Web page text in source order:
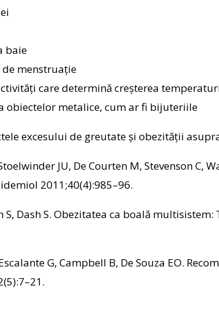
baie
menstruație
care determină creșterea
obiectelor metalice, cum ar fi bijuteriile
excesului de greutate și obezității
JU, De Courten M, Stevenson
2011;40(4):985–96.
S, Dash S. Obezitatea ca boală
G, Campbell B, De Souza EO.